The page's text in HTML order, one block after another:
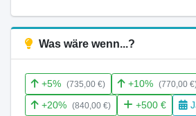
Was wäre wenn...?
+5% (735,00 €) +10% (770,00
+20% (840,00 €) +500 €